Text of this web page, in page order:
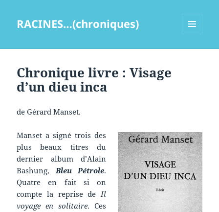
RACINES…(chroniques)
Chronique livre : Visage
d’un dieu inca
de Gérard Manset.
Manset a signé trois des
plus beaux titres du
dernier album d’Alain
Bashung,Bleu Pétrole.
Quatre en fait si on
compte la reprise deIl
voyage en solitaire. Ces